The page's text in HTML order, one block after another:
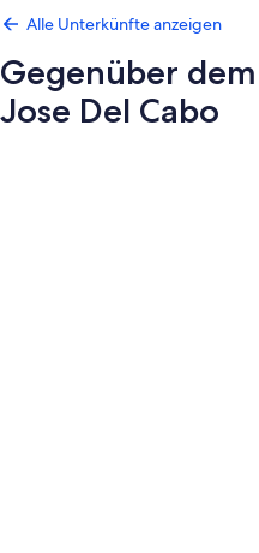
Alle Unterkünfte anzeigen
Gegenüber
Jose Del Cabo